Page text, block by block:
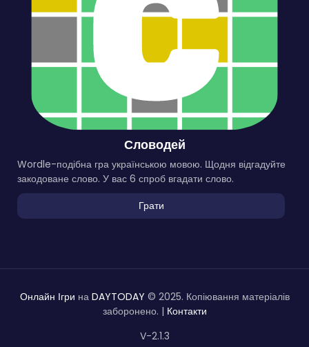
Словодей
Wordle-подібна гра українською мовою. Щодня відгадуйте
закодоване слово. У вас 6 спроб вгадати слово.
Грати
Онлайн Ігри на DAYTODAY © 2025. Копіювання матеріалів
заборонено. | Контакти
V-2.1.3